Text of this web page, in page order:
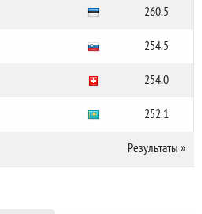
260.5
254.5
254.0
252.1
Результаты »